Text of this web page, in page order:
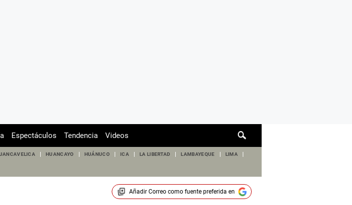
de
Espectáculos Tendencia Videos
HUANCAYO HUÁNUCO ICA LA LIBERTAD LAMBAYEQUE LIMA
Añadir Correocomo fuente preferida en